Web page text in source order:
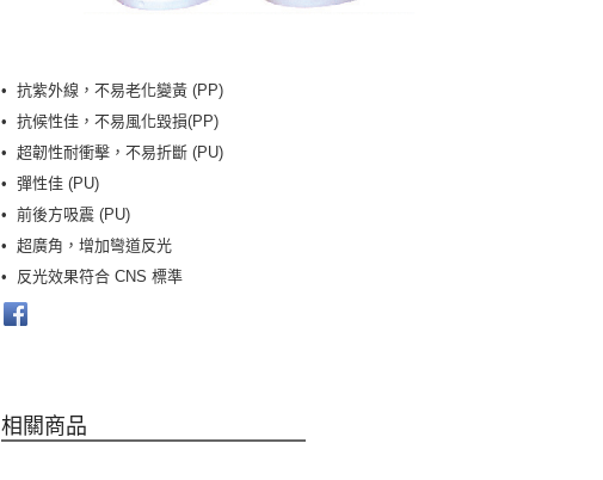
• 抗紫外線，不易老化變黃 (PP)
• 抗候性佳，不易風化毀損(PP)
• 超韌性耐衝擊，不易折斷 (PU)
• 彈性佳 (PU)
• 前後方吸震 (PU)
• 超廣角，增加彎道反光
• 反光效果符合 CNS 標準
相關商品